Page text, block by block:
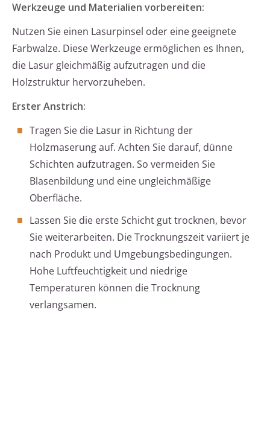
Werkzeuge und Materialien vorbereiten:
Nutzen Sie einen Lasurpinsel oder eine geeignete
Farbwalze. Diese Werkzeuge ermöglichen es Ihnen,
die Lasur gleichmäßig aufzutragen und die
Holzstruktur hervorzuheben.
Erster Anstrich:
Tragen Sie die Lasur in Richtung der
Holzmaserung auf. Achten Sie darauf, dünne
Schichten aufzutragen. So vermeiden Sie
Blasenbildung und eine ungleichmäßige
Oberfläche.
Lassen Sie die erste Schicht gut trocknen, bevor
Sie weiterarbeiten. Die Trocknungszeit variiert je
nach Produkt und Umgebungsbedingungen.
Hohe Luftfeuchtigkeit und niedrige
Temperaturen können die Trocknung
verlangsamen.